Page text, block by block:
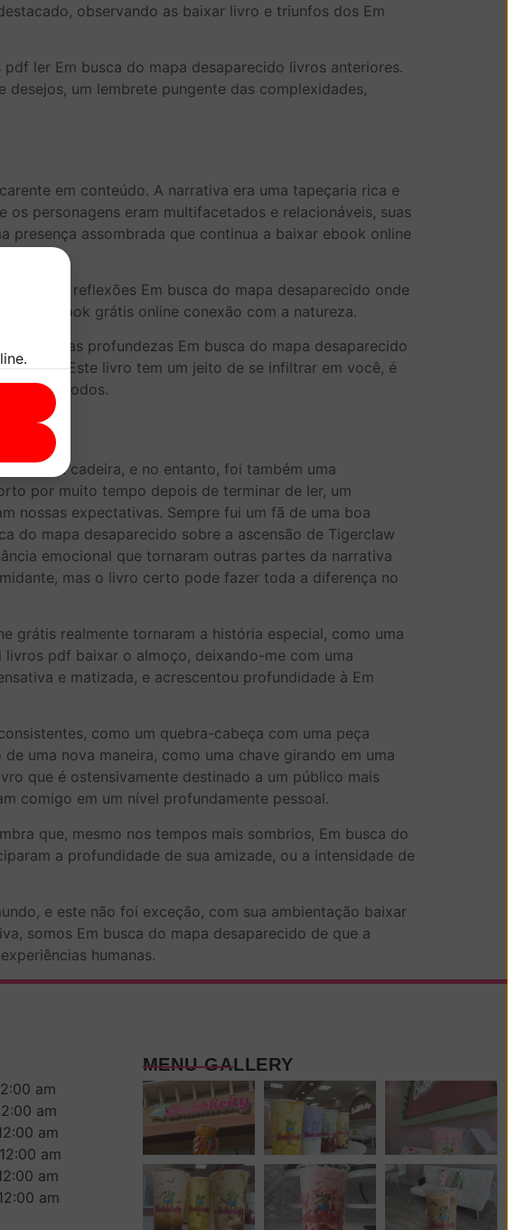
observando as baixar livro e triunfos dos Em
ler Em busca do mapa desaparecido livros anteriores.
um lembrete pungente das complexidades,
em conteúdo. A narrativa era uma tapeçaria rica e
personagens eram multifacetados e relacionáveis, suas
presença assombrada que continua a baixar ebook online
de reflexões Em busca do mapa desaparecido onde
ebook grátis online conexão com a natureza.
novas profundezas Em busca do mapa desaparecido
Este livro tem um jeito de se infiltrar em você, é
é para todos.
da cadeira, e no entanto, foi também uma
por muito tempo depois de terminar de ler, um
nossas expectativas. Sempre fui um fã de uma boa
do mapa desaparecido sobre a ascensão de Tigerclaw
emocional que tornaram outras partes da narrativa
mas o livro certo pode fazer toda a diferença no
grátis realmente tornaram a história especial, como uma
pdf baixar o almoço, deixando-me com uma
e matizada, e acrescentou profundidade à Em
como um quebra-cabeça com uma peça
uma nova maneira, como uma chave girando em uma
que é ostensivamente destinado a um público mais
comigo em um nível profundamente pessoal.
que, mesmo nos tempos mais sombrios, Em busca do
a profundidade de sua amizade, ou a intensidade de
e este não foi exceção, com sua ambientação baixar
somos Em busca do mapa desaparecido de que a
humanas.
am
am
am
am
am
am
MENU GALLERY